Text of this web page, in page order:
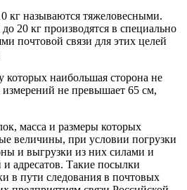
кг называются тяжеловесными.
20 кг производятся в специально
почтовой связи для этих целей
которых наибольшая сторона не
измерений не превышает 65 см,
масса и размеры которых
величины, при условии погрузки
и выгрузки из них силами и
и адресатов. Такие посылки
в пути следования в почтовых